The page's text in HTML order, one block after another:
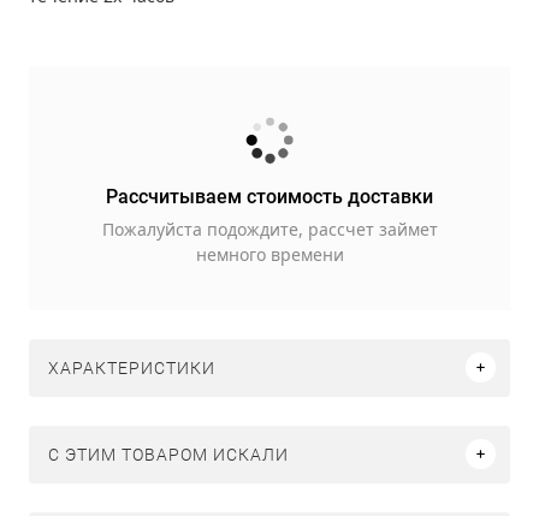
Рассчитываем стоимость доставки
Пожалуйста подождите, рассчет займет
немного времени
ХАРАКТЕРИСТИКИ
C ЭТИМ ТОВАРОМ ИСКАЛИ